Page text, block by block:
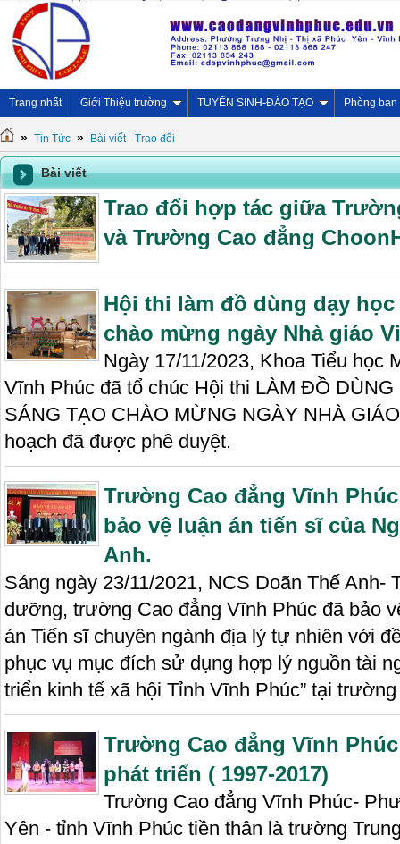
Trang nhất Giới Thiệu trường TUYỂN SINH-ĐÀO TẠO Phòng ban
» Tin Tức » Bài viết - Trao đổi
Bài viết
Trao đổi hợp tác giữa
và Trường Cao đẳng
Hội thi làm đồ dùng dạy
chào mừng ngày Nhà giáo
Ngày 17/11/2023, Khoa Tiểu học
Vĩnh Phúc đã tổ chúc Hội thi LÀM ĐỒ
SÁNG TẠO CHÀO MỪNG NGÀY NHÀ
hoạch đã được phê duyệt.
Trường Cao đẳng Vĩnh
bảo vệ luận án tiến sĩ của
Anh.
Sáng ngày 23/11/2021, NCS Doãn Thế
dưỡng, trường Cao đẳng Vĩnh Phúc đã bảo
án Tiến sĩ chuyên ngành địa lý tự nhiên với
phục vụ mục đích sử dụng hợp lý nguồn tài
triển kinh tế xã hội Tỉnh Vĩnh Phúc” tại
Trường Cao đẳng Vĩnh
phát triển ( 1997-2017)
Trường Cao đẳng Vĩnh Phúc-
Yên - tỉnh Vĩnh Phúc tiền thân là trường